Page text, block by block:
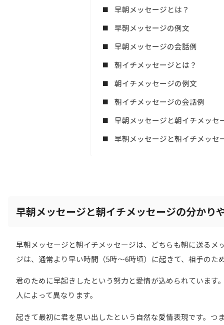
早朝メッセージとは？
早朝メッセージの例文
早朝メッセージの会話例
朝イチメッセージとは？
朝イチメッセージの例文
朝イチメッセージの会話例
早朝メッセージと朝イチメッセ
早朝メッセージと朝イチメッセ
早朝メッセージと朝イチメッセージの分かり
早朝メッセージと朝イチメッセージは、どちらも朝に送る
ジは、通常より早い時間（5時〜6時頃）に起きて、相手のた
君のために早起きしたという努力と愛情が込められていま
人によって異なります。
起きて最初に君を思い出したという自然な愛情表現です。